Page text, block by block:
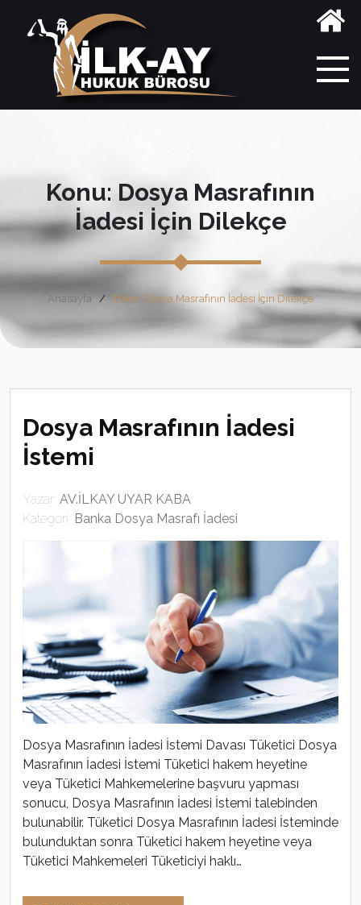
Konu: Dosya Masrafının
İadesi İçin Dilekçe
Anasayfa Etiket: Dosya Masrafının İadesi İçin Dilekçe
Dosya Masrafının İadesi
İstemi
Yazar: AV.İLKAY UYAR KABA
Kategori: Banka Dosya Masrafı İadesi
Dosya Masrafının İadesi İstemi Davası Tüketici Dosya
Masrafının İadesi İstemi Tüketici hakem heyetine
veya Tüketici Mahkemelerine başvuru yapması
sonucu, Dosya Masrafının İadesi İstemi talebinden
bulunabilir. Tüketici Dosya Masrafının İadesi İsteminde
bulunduktan sonra Tüketici hakem heyetine veya
Tüketici Mahkemeleri Tüketiciyi haklı…